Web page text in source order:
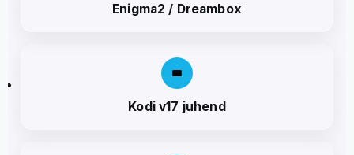
Enigma2 / Dreambox
Kodi v17 juhend